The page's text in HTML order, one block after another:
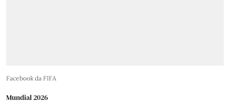
Facebook da FIFA
Mundial 2026